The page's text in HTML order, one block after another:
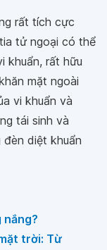
rất tích cực
tử ngoại có thể
khuẩn, rất hữu
mặt ngoài
vi khuẩn và
tái sinh và
đèn diệt khuẩn
nắng?
trời: Từ